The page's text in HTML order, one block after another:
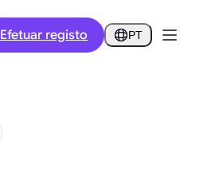
Efetuar registo PT